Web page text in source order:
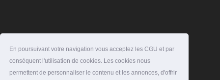
En poursuivant votre navigation vous acceptez les CGU et par
conséquent l'utilisation de cookies. Les cookies nous
permettent de personnaliser le contenu et les annonces, d'offrir